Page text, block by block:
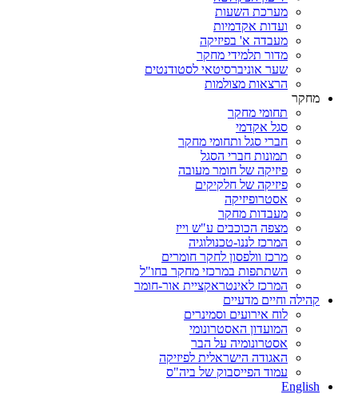
מערכת השעות
ועדות אקדמיות
מעבדה א' בפיזיקה
מדור תלמידי מחקר
שער אוניברסיטאי לסטודנטים
הרצאות מצולמות
מחקר
תחומי מחקר
סגל אקדמי
חברי סגל ותחומי מחקר
תמונות חברי הסגל
פיזיקה של חומר מעובה
פיזיקה של חלקיקים
אסטרופיזיקה
מעבדות מחקר
מצפה הכוכבים ע"ש וייז
המרכז לננו-טכנולוגיה
מרכז וולפסון לחקר חומרים
השתתפות במרכזי מחקר בחו"ל
המרכז לאינטראקציית אור-חומר
קהילה וחיים מדעיים
לוח אירועים וסמינרים
המועדון האסטרונומי
אסטרונומיה על הבר
האגודה הישראלית לפיזיקה
עמוד הפייסבוק של ביה"ס
English